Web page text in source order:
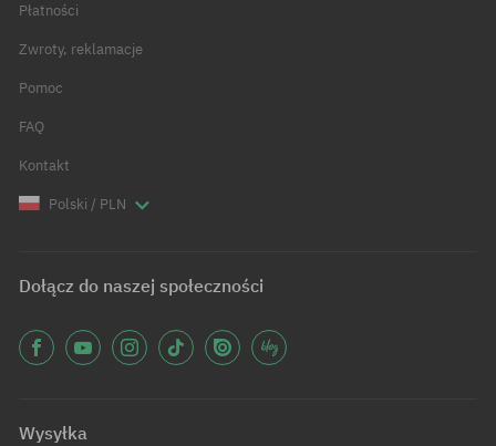
Płatności
Zwroty, reklamacje
Pomoc
FAQ
Kontakt
Polski / PLN
Dołącz do naszej społeczności
Wysyłka